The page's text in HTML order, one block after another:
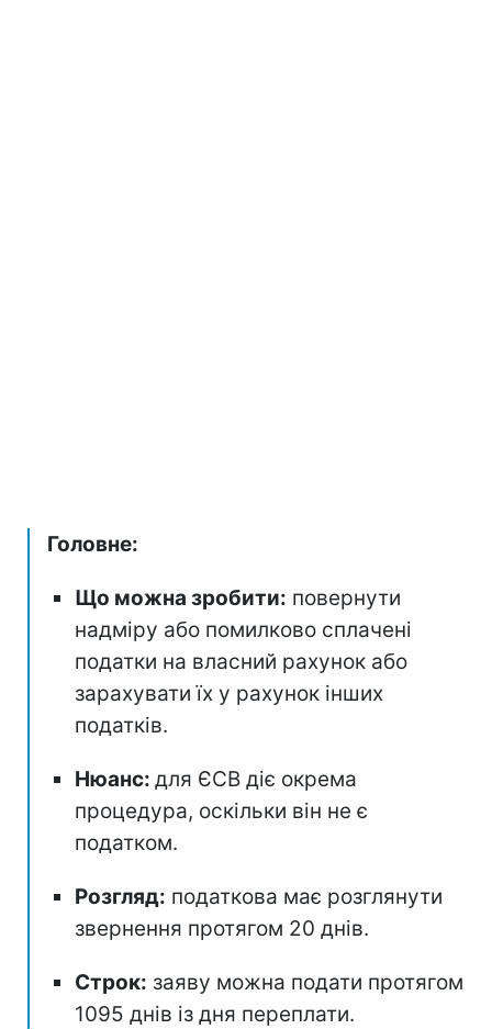
Головне:
Що можна зробити: повернути
надміру або помилково сплачені
податки на власний рахунок або
зарахувати їх у рахунок інших
податків.
Нюанс: для ЄСВ діє окрема
процедура, оскільки він не є
податком.
Розгляд: податкова має розглянути
звернення протягом 20 днів.
Строк: заяву можна подати протягом
1095 днів із дня переплати.